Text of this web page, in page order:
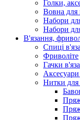
Голки,
Вовна для
Набори
Набори
В'язання,
Спиці
Фриволіте
Гачки
Нитки для